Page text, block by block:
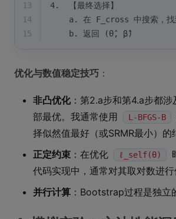
13
4.  【最终选择】
14
a. 在 F_cross 中搜索，
15
    b. 返回 (θ̂, β̂)
优化与数值稳定技巧 ：
非凸优化：第2.a步和第4.a步都
部最优。我通常使用
L-BFGS-B
择似然值最好（或SRMR最小）的
正定约束 ：在优化 ℓ_self(θ)
代码实现中，通常对其取对数进行
并行计算 ：Bootstrap过程是独立